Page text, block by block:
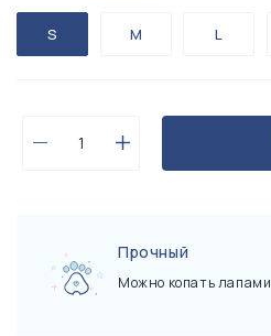
S M L
Прочный
Можно копать лапами